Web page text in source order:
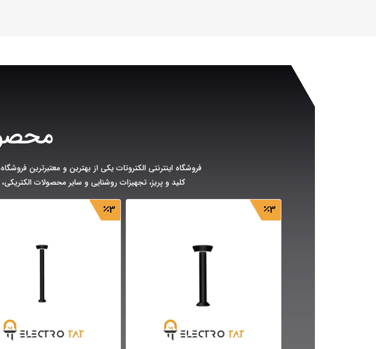
فروشگاه اینترنتی الکتروتات یکی از بهترین و معتبرترین
کلید و پریز، تجهیزات روشنایی و سایر محصولات
3
3